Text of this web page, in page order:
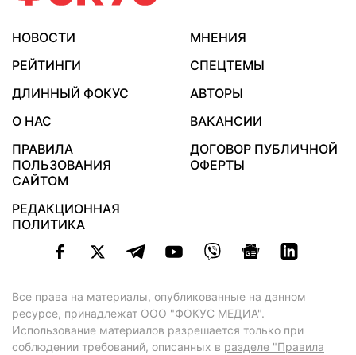
НОВОСТИ
МНЕНИЯ
РЕЙТИНГИ
СПЕЦТЕМЫ
ДЛИННЫЙ ФОКУС
АВТОРЫ
О НАС
ВАКАНСИИ
ПРАВИЛА
ПОЛЬЗОВАНИЯ
САЙТОМ
ДОГОВОР ПУБЛИЧНОЙ
ОФЕРТЫ
РЕДАКЦИОННАЯ
ПОЛИТИКА
Все права на материалы, опубликованные на данном
ресурсе, принадлежат ООО "ФОКУС МЕДИА".
Использование материалов разрешается только при
соблюдении требований, описанных в разделе "Правила